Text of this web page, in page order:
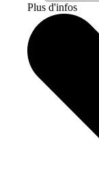
Plus d'infos